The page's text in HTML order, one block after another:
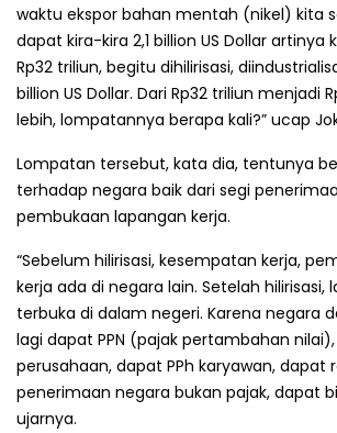
waktu ekspor bahan mentah (nikel) kita
dapat kira-kira 2,1 billion US Dollar artinya
Rp32 triliun, begitu dihilirisasi,
billion US Dollar. Dari Rp32 triliun menjadi
lebih, lompatannya berapa kali?” ucap
Lompatan tersebut, kata dia, tentunya
terhadap negara baik dari segi
pembukaan lapangan kerja.
“Sebelum hilirisasi, kesempatan kerja,
kerja ada di negara lain. Setelah hilirisasi,
terbuka di dalam negeri. Karena negara
lagi dapat PPN (pajak pertambahan
perusahaan, dapat PPh karyawan, dapat
penerimaan negara bukan pajak, dapat
ujarnya.